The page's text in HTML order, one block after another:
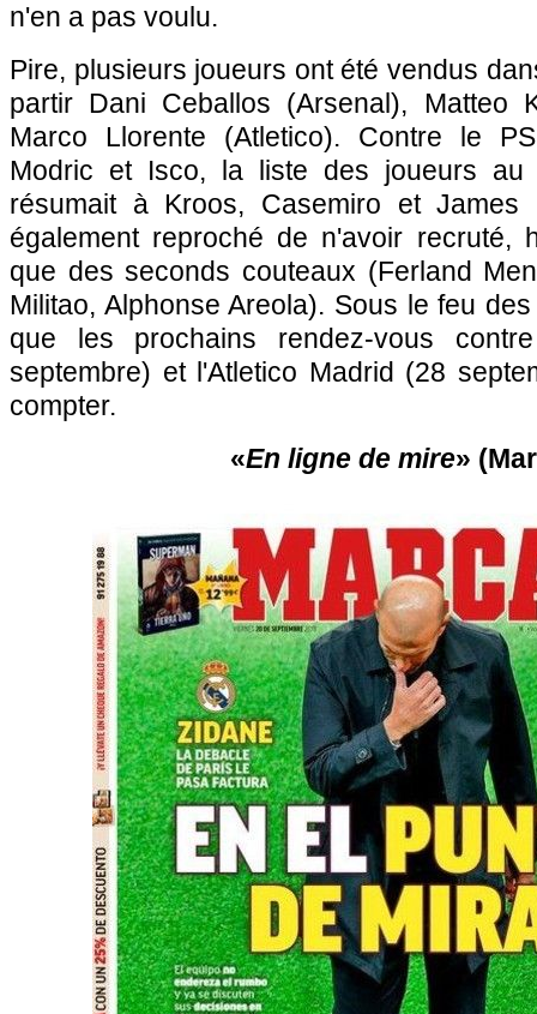
n'en a pas voulu.
Pire, plusieurs joueurs ont été vendus
partir Dani Ceballos (Arsenal), Matteo
Marco Llorente (Atletico). Contre le
Modric et Isco, la liste des joueurs
résumait à Kroos, Casemiro et
également reproché de n'avoir recruté,
que des seconds couteaux (Ferland
Militao, Alphonse Areola). Sous le feu
que les prochains rendez-vous
septembre) et l'Atletico Madrid (28
compter.
«En ligne de mire»